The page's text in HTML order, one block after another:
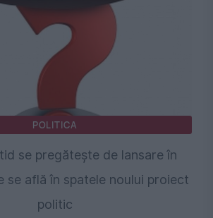
POLITICA
se pregătește de lansare în
se află în spatele noului proiect
politic